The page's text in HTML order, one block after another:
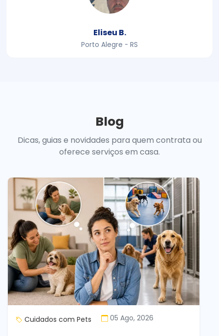
Eliseu B.
Porto Alegre - RS
Blog
Dicas, guias e novidades para quem contrata ou
oferece serviços em casa.
Cuidados com Pets 05 Ago, 2026